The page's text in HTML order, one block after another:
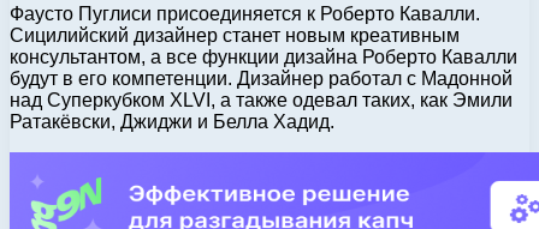
Фаусто Пуглиси присоединяется к Роберто Кавалли.
Сицилийский дизайнер станет новым креативным
консультантом, а все функции дизайна Роберто Кавалли
будут в его компетенции. Дизайнер работал с Мадонной
над Суперкубком XLVI, а также одевал таких, как Эмили
Ратакёвски, Джиджи и Белла Хадид.